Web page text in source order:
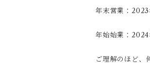
年末営業：
年始始業：2024
ご理解のほど、